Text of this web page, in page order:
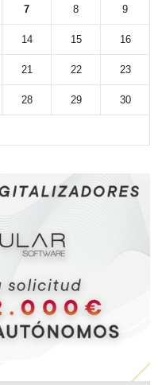
7 8 9
14 15 16
21 22 23
28 29 30